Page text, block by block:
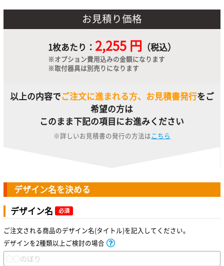
お見積り価格
1枚あたり： 2,255 円 （税込）
※オプション費用込みの金額になります
※取付器具は別売りになります
以上の内容でご注文に進まれる方、お見積書発行をご
希望の方は
このまま下記の項目にお進みください
※詳しいお見積書の発行の方法はこちら
デザイン名を決める
デザイン名
必須
ご注文される商品のデザイン名(タイトル)を記入してください。
デザインを2種類以上ご検討の場合